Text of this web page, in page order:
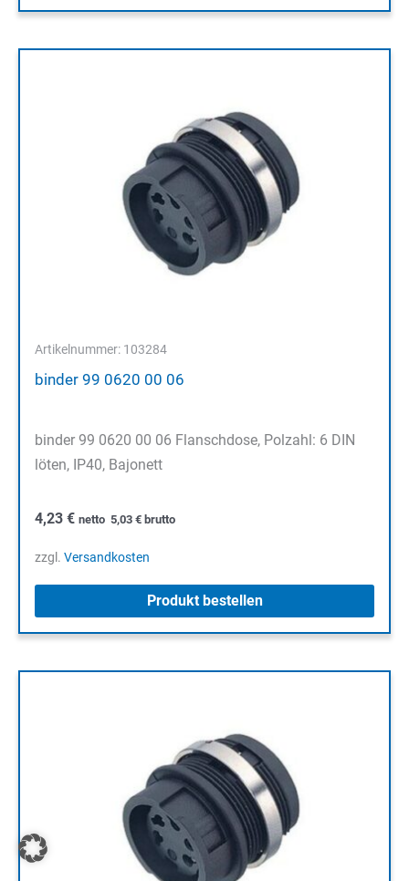
Artikelnummer: 103284
binder 99 0620 00 06
binder 99 0620 00 06 Flanschdose, Polzahl: 6 DIN
löten, IP40, Bajonett
4,23 € netto 5,03 € brutto
zzgl. Versandkosten
Produkt bestellen